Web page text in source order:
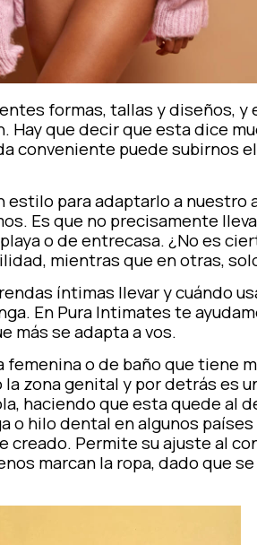
formas, tallas y diseños, y
Hay que decir que esta dice
conveniente puede subirnos
estilo para adaptarlo a nuestro
Es que no precisamente
o de entrecasa. ¿No es
mientras que en otras,
íntimas llevar y cuándo
EnPura Intimateste
más se adapta a vos.
femenina o de baño que tiene
zona genital y por detrás es
haciendo que esta quede al
o hilo dental en algunos
creado. Permite su ajuste al
marcan la ropa, dado que